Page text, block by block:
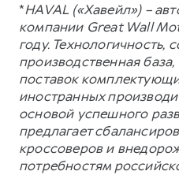
*HAVAL («Хавейл») –
компании Great Wall
году. Технологичность,
производственная
поставок
иностранных
основой успешного
предлагает
кроссоверов и
потребностям